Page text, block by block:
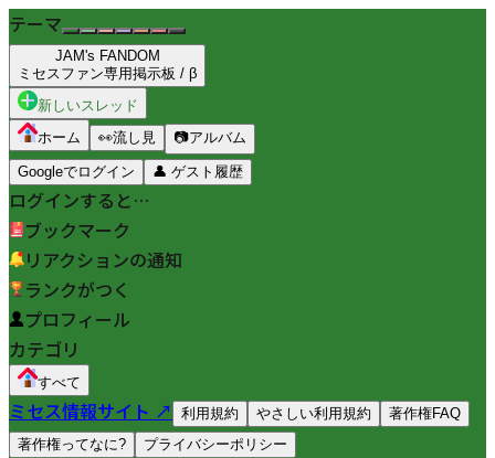
テーマ
JAM's FANDOM
ミセスファン専用掲示板 / β
新しいスレッド
ホーム
👀流し見 📷アルバム
Googleでログイン 👤 ゲスト履歴
ログインすると…
ブックマーク
リアクションの通知
ランクがつく
プロフィール
カテゴリ
すべて
ミセス情報サイト ↗ 利用規約 やさしい利用規約
著作権FAQ
著作権ってなに?
プライバシーポリシー